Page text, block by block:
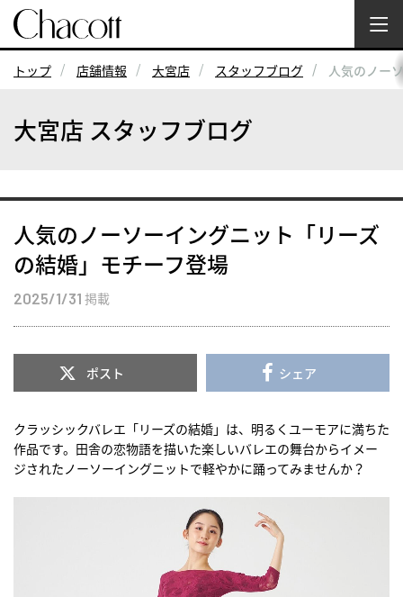
トップ 店舗情報 大宮店 スタッフブログ 人気のノー
大宮店 スタッフブログ
人気のノーソーイングニット「リーズ
の結婚」モチーフ登場
2025/1/31 掲載
ポスト シェア
クラッシックバレエ「リーズの結婚」は、明るくユーモアに満ちた
作品です。田舎の恋物語を描いた楽しいバレエの舞台からイメー
ジされたノーソーイングニットで軽やかに踊ってみませんか？